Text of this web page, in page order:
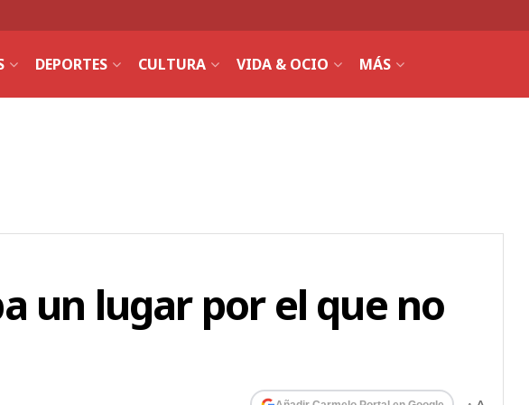
DEPORTES CULTURA VIDA & OCIO MÁS
un lugar por el que no